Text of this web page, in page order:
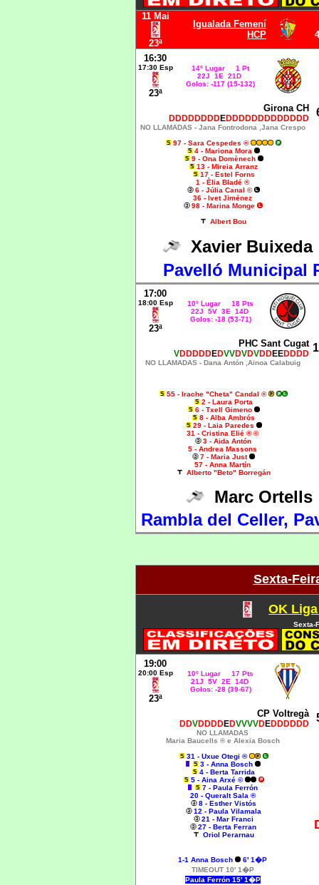
11 Mai
23ª
Igualada Femení
HCP
16:30
17:30 Esp
23ª
14º Lugar 1 Pt
22J 1E 21D
Golos: -117 (15-132)
Girona CH
DDDDDDDDEDDDDDDDDDDDDD
NO LLAMADAS - Jana Fontrodona ,Jana Crespo
97 - Sara Cespedes ®
4 - Mariona Mora
9 - Ona Domènech
13 - Mireia Arranz
17 - Estel Forns
1 - Èlia Bladé ®
6 - Júlia Canal ©
36 - Ivet Jiménez
98 - Marina Monge
Albert Bou
Xavier
Pavelló Municipal
17:00
18:00 Esp
23ª
10º Lugar 18 Pts
22J 5V 3E 14D
Golos: -18 (53-71)
PHC Sant Cugat
VDDDDDEDVVDVDVDDEEDDDD
NO LLAMADAS - Dana Antón ,Ainoa Calabuig
55 - Irache "Cheta" Candal ®
2 - Laura Porta
6 - Txell Gimeno
8 - Alba Ambrós
29 - Laia Paredes
31 - Cristina Elié ® ©
3 - Aida Antón
5 - Andrea Massons
7 - Maria Just
57 - Anna Martín
Alberto "Beto" Borregán
Marc
Rambla del Celler,
Sexta-
OK
Sexta-
19:00
20:00 Esp
23ª
10º Lugar 17 Pts
21J 5V 2E 14D
Golos: -28 (39-67)
CP Voltregà
DDVDDDDEDVVVVDEDDDDDD
NO LLAMADAS
Maria Baucells ® e Alexia Bosch
31 - Uxue Otegi ®
3 - Anna Bosch
4 - Berta Tarrida
5 - Aina Arxé ©
7 - Paula Ferrón
20 - Queralt Sala ®
8 - Esther Vistós
12 - Paula Vilamala
21 - Mar Franci
27 - Berta Ferran
Oriol Perarnau
1-1 Anna Bosch
6' 1�P
TIMEOUT 10' 1�P
Paula Ferrón 15' 1�P